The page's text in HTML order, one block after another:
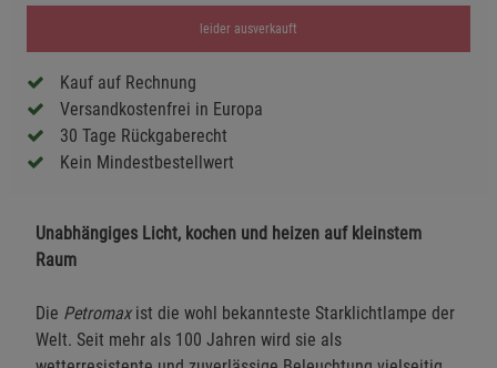
leider ausverkauft
Kauf auf Rechnung
Versandkostenfrei in Europa
30 Tage Rückgaberecht
Kein Mindestbestellwert
Unabhängiges Licht, kochen und heizen auf kleinstem
Raum
Die Petromaxist die wohl bekannteste Starklichtlampe der
Welt. Seit mehr als 100 Jahren wird sie als